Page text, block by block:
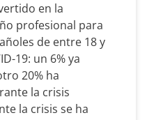
en la
profesional para
de entre 18 y
19: un 6% ya
20% ha
la crisis
la crisis se ha